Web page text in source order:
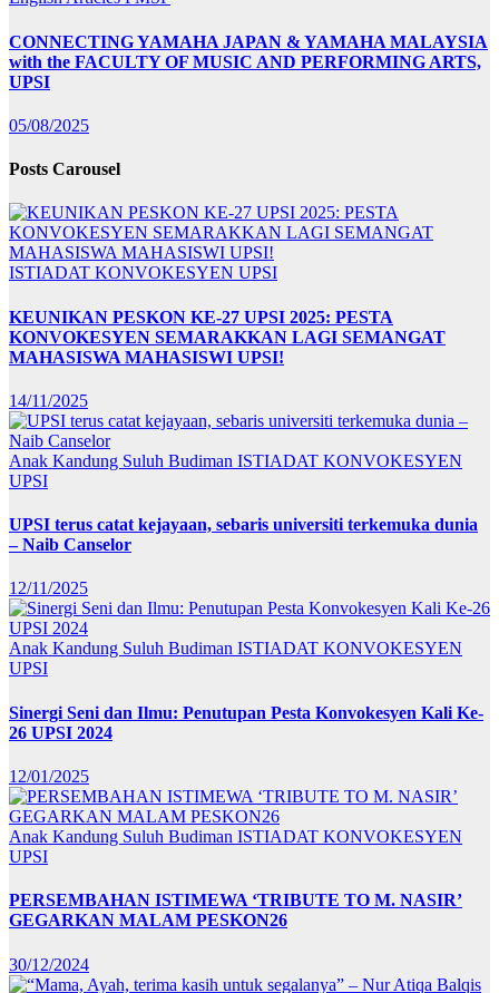
CONNECTING YAMAHA JAPAN & YAMAHA MALAYSIA
with the FACULTY OF MUSIC AND PERFORMING ARTS,
UPSI
05/08/2025
Posts Carousel
ISTIADAT KONVOKESYEN UPSI
KEUNIKAN PESKON KE-27 UPSI 2025: PESTA
KONVOKESYEN SEMARAKKAN LAGI SEMANGAT
MAHASISWA MAHASISWI UPSI!
14/11/2025
Anak Kandung Suluh Budiman ISTIADAT KONVOKESYEN
UPSI
UPSI terus catat kejayaan, sebaris universiti terkemuka dunia
– Naib Canselor
12/11/2025
Anak Kandung Suluh Budiman ISTIADAT KONVOKESYEN
UPSI
Sinergi Seni dan Ilmu: Penutupan Pesta Konvokesyen Kali Ke-
26 UPSI 2024
12/01/2025
Anak Kandung Suluh Budiman ISTIADAT KONVOKESYEN
UPSI
PERSEMBAHAN ISTIMEWA ‘TRIBUTE TO M. NASIR’
GEGARKAN MALAM PESKON26
30/12/2024